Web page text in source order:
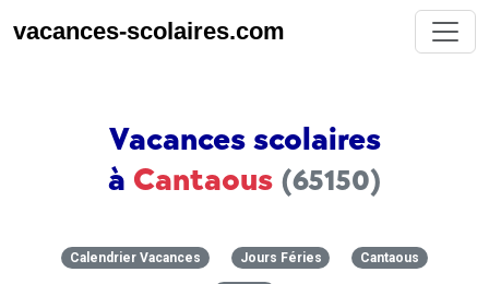
vacances-scolaires.com
Vacances scolaires
à Cantaous (65150)
Calendrier Vacances Jours Féries Cantaous